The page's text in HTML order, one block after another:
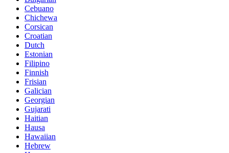
Cebuano
Chichewa
Corsican
Croatian
Dutch
Estonian
Filipino
Finnish
Frisian
Galician
Georgian
Gujarati
Haitian
Hausa
Hawaiian
Hebrew